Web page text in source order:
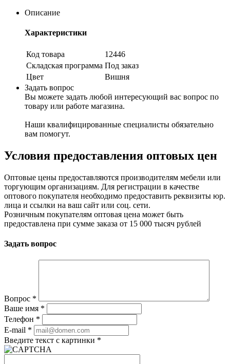
Описание
Характеристики
Код товара
12446
Складская программа Под заказ
Цвет
Вишня
Задать вопрос
Вы можете задать любой интересующий вас вопрос по
товару или работе магазина.
Наши квалифицированные специалисты обязательно
вам помогут.
Условия предоставления оптовых цен
Оптовые цены предоставляются производителям мебели или
торгующим организациям. Для регистрации в качестве
оптового покупателя необходимо предоставить реквизиты юр.
лица и ссылки на ваш сайт или соц. сети.
Розничным покупателям оптовая цена может быть
предоставлена при сумме заказа от 15 000 тысяч рублей
Задать вопрос
Вопрос *
Ваше имя *
Телефон *
E-mail *
Введите текст с картинки *